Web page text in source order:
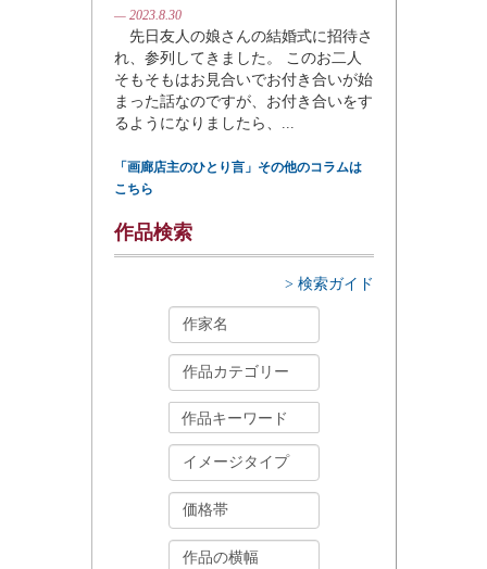
— 2023.8.30
先日友人の娘さんの結婚式に招待さ
れ、参列してきました。 このお二人
そもそもはお見合いでお付き合いが始
まった話なのですが、お付き合いをす
るようになりましたら、...
「画廊店主のひとり言」その他のコラムは
こちら
作品検索
> 検索ガイド